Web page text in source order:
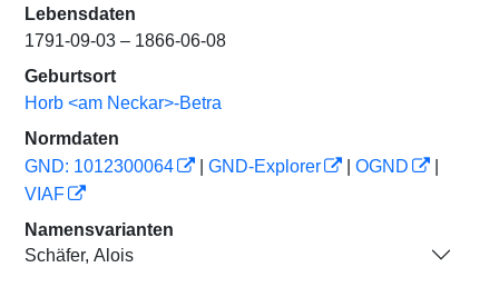
Lebensdaten
1791-09-03 – 1866-06-08
Geburtsort
Horb <am Neckar>-Betra
Normdaten
GND: 1012300064
GND-Explorer OGND
VIAF
Namensvarianten
Schäfer, Alois